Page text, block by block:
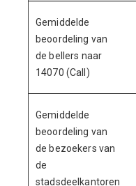
Gemiddelde
beoordeling van
de bellers naar
14070 (Call)
Gemiddelde
beoordeling van
de bezoekers van
de
stadsdeelkantoren